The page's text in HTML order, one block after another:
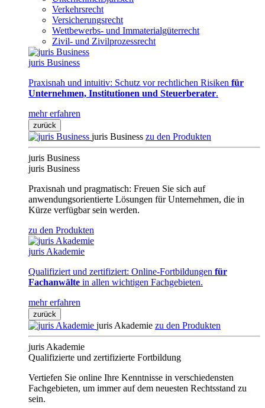
Verkehrsrecht
Versicherungsrecht
Wettbewerbs- und Immaterialgüterrecht
Zivil- und Zivilprozessrecht
juris Business
Praxisnah und intuitiv: Schutz vor rechtlichen Risiken für
Unternehmen, Institutionen und Steuerberater.
mehr erfahren
zurück
juris Business zu den Produkten
juris Business
juris Business
Praxisnah und pragmatisch: Freuen Sie sich auf
anwendungsorientierte Lösungen für Unternehmen, die in
Kürze verfügbar sein werden.
zu den Produkten
juris Akademie
Qualifiziert und zertifiziert: Online-Fortbildungen für
Fachanwälte in allen wichtigen Fachgebieten.
mehr erfahren
zurück
juris Akademie zu den Produkten
juris Akademie
Qualifizierte und zertifizierte Fortbildung
Vertiefen Sie online Ihre Kenntnisse in verschiedensten
Fachgebieten, um immer auf dem neuesten Rechtsstand zu
sein.